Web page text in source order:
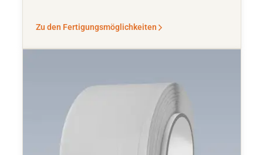
Zu den Fertigungsmöglichkeiten